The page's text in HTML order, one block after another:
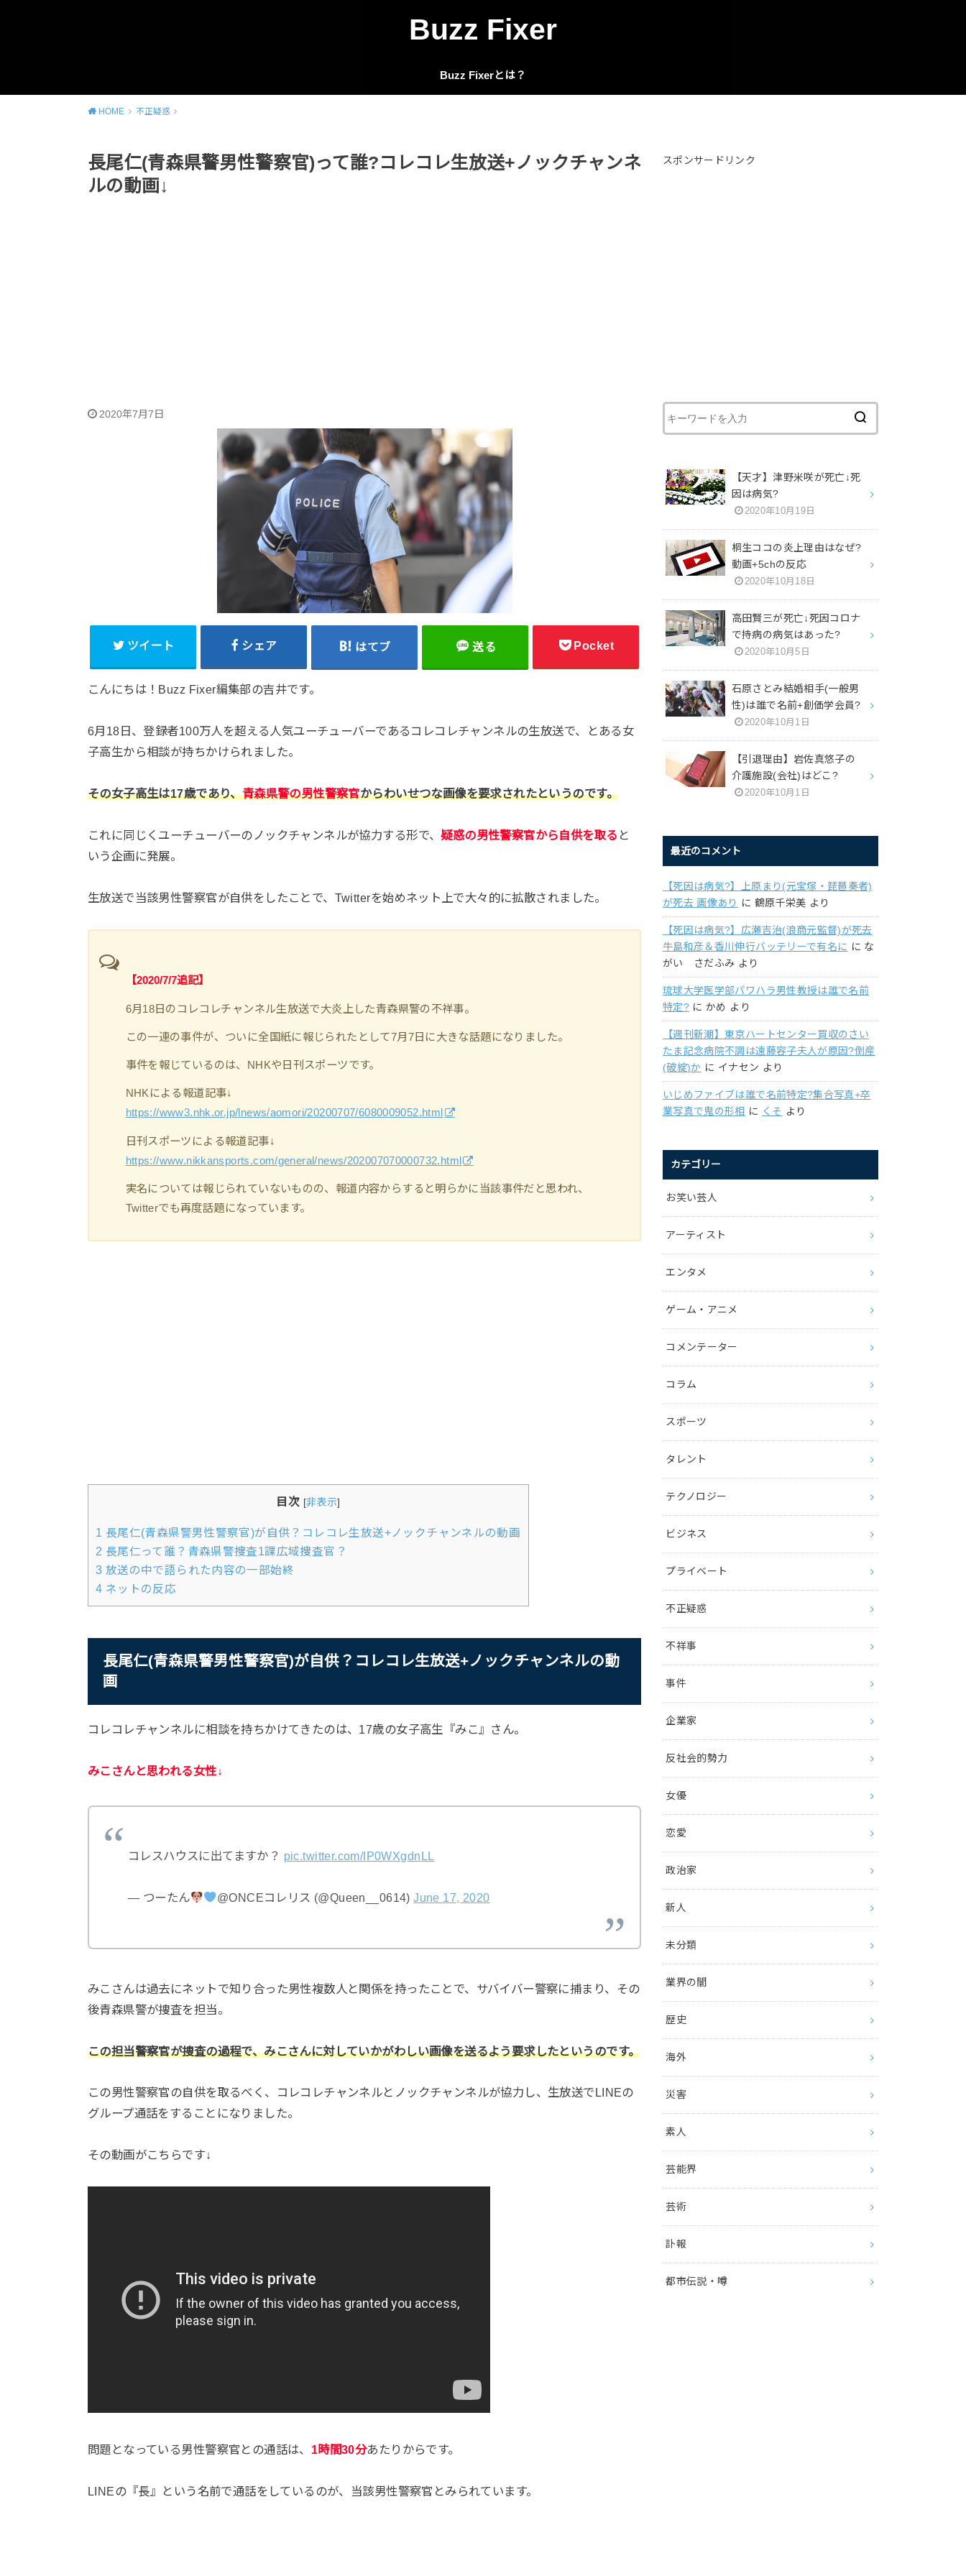
Buzz Fixer
Buzz Fixerとは？
HOME 不正疑惑
長尾仁(青森県警男性警察官)って誰?コレコレ生放送+ノックチャンネ
ルの動画↓
2020年7月7日
ツイート シェア はてブ 送る Pocket
こんにちは！Buzz Fixer編集部の吉井です。
6月18日、登録者100万人を超える人気ユーチューバーであるコレコレチャンネルの生放送で、とある女
子高生から相談が持ちかけられました。
その女子高生は17歳であり、青森県警の男性警察官からわいせつな画像を要求されたというのです。
これに同じくユーチューバーのノックチャンネルが協力する形で、疑惑の男性警察官から自供を取る と
いう企画に発展。
生放送で当該男性警察官が自供をしたことで、Twitterを始めネット上で大々的に拡散されました。
【2020/7/7追記】
6月18日のコレコレチャンネル生放送で大炎上した青森県警の不祥事。
この一連の事件が、ついに全国紙に報じられたとして7月7日に大きな話題になりました。
事件を報じているのは、NHKや日刊スポーツです。
NHKによる報道記事↓
https://www3.nhk.or.jp/lnews/aomori/20200707/6080009052.html
日刊スポーツによる報道記事↓
https://www.nikkansports.com/general/news/202007070000732.html
実名については報じられていないものの、報道内容からすると明らかに当該事件だと思われ、
Twitterでも再度話題になっています。
目次 [非表示]
1 長尾仁(青森県警男性警察官)が自供？コレコレ生放送+ノックチャンネルの動画
2 長尾仁って誰？青森県警捜査1課広域捜査官？
3 放送の中で語られた内容の一部始終
4 ネットの反応
長尾仁(青森県警男性警察官)が自供？コレコレ生放送+ノックチャンネルの動
画
コレコレチャンネルに相談を持ちかけてきたのは、17歳の女子高生『みこ』さん。
みこさんと思われる女性↓
コレスハウスに出てますか？ pic.twitter.com/IP0WXgdnLL
— つーたん @ONCEコレリス (@Queen__0614)June 17, 2020
みこさんは過去にネットで知り合った男性複数人と関係を持ったことで、サバイバー警察に捕まり、その
後青森県警が捜査を担当。
この担当警察官が捜査の過程で、みこさんに対していかがわしい画像を送るよう要求したというのです。
この男性警察官の自供を取るべく、コレコレチャンネルとノックチャンネルが協力し、生放送でLINEの
グループ通話をすることになりました。
その動画がこちらです↓
問題となっている男性警察官との通話は、 1時間30分あたりからです。
LINEの『長』という名前で通話をしているのが、当該男性警察官とみられています。
スポンサードリンク
【天才】津野米咲が死亡↓死
因は病気?
2020年10月19日
桐生ココの炎上理由はなぜ?
動画+5chの反応
2020年10月18日
高田賢三が死亡↓死因コロナ
で持病の病気はあった?
2020年10月5日
石原さとみ結婚相手(一般男
性)は誰で名前+創価学会員?
2020年10月1日
【引退理由】岩佐真悠子の
介護施設(会社)はどこ?
2020年10月1日
最近のコメント
【死因は病気?】上原まり(元宝塚・琵琶奏者)
が死去 画像あり
に 鶴原千栄美 より
【死因は病気?】広瀬吉治(浪商元監督)が死去
牛島和彦＆香川伸行バッテリーで有名に に な
がい さだふみ より
琉球大学医学部パワハラ男性教授は誰で名前
特定? にかめ より
【週刊新潮】東京ハートセンター買収のさい
たま記念病院不調は遠藤容子夫人が原因?倒産
(破綻)か に イナセン より
いじめファイブは誰で名前特定?集合写真+卒
業写真で鬼の形相 に くそ より
カテゴリー
お笑い芸人
アーティスト
エンタメ
ゲーム・アニメ
コメンテーター
コラム
スポーツ
タレント
テクノロジー
ビジネス
プライベート
不正疑惑
不祥事
事件
企業家
反社会的勢力
女優
恋愛
政治家
新人
未分類
業界の闇
歴史
海外
災害
素人
芸能界
芸術
訃報
都市伝説・噂